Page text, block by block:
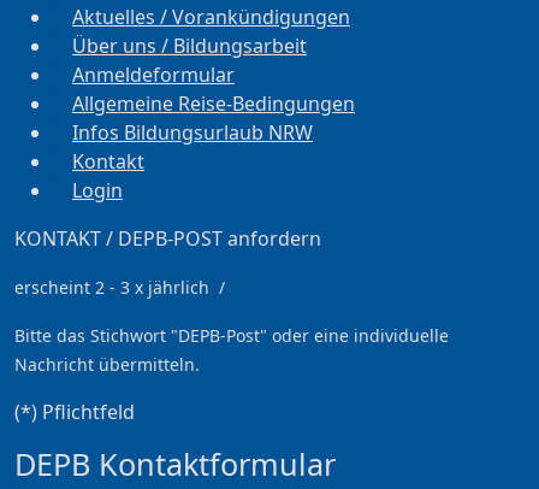
Aktuelles / Vorankündigungen
Über uns / Bildungsarbeit
Anmeldeformular
Allgemeine Reise-Bedingungen
Infos Bildungsurlaub NRW
Kontakt
Login
KONTAKT / DEPB-POST anfordern
erscheint 2 - 3 x jährlich /
Bitte das Stichwort "DEPB-Post" oder eine individuelle
Nachricht übermitteln.
(*) Pflichtfeld
DEPB Kontaktformular